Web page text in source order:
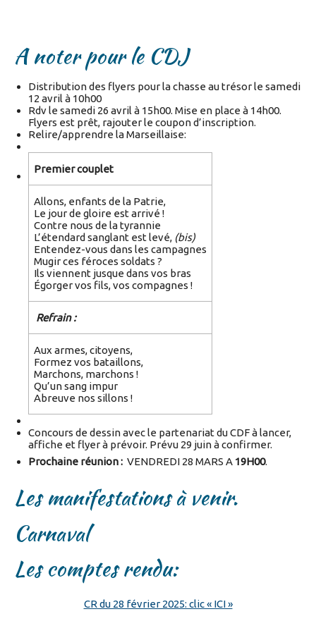
A noter pour le CDJ
Distribution des flyers pour la chasse au trésor le samedi
12 avril à 10h00
Rdv le samedi 26 avril à 15h00. Mise en place à 14h00.
Flyers est prêt, rajouter le coupon d’inscription.
Relire/apprendre la Marseillaise:
Premier couplet
Allons, enfants de la Patrie,
Le jour de gloire est arrivé !
Contre nous de la tyrannie
L’étendard sanglant est levé, (bis)
Entendez-vous dans les campagnes
Mugir ces féroces soldats ?
Ils viennent jusque dans vos bras
Égorger vos fils, vos compagnes !
Refrain :
Aux armes, citoyens,
Formez vos bataillons,
Marchons, marchons !
Qu’un sang impur
Abreuve nos sillons !
Concours de dessin avec le partenariat du CDF à lancer,
affiche et flyer à prévoir. Prévu 29 juin à confirmer.
Prochaine réunion : VENDREDI 28 MARS A 19H00.
Les manifestations à venir.
Carnaval
Les comptes rendu:
CR du 28 février 2025: clic « ICI »